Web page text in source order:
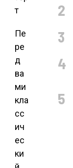
Пе
ре
д
ва
ми
кла
сс
ич
ес
ки